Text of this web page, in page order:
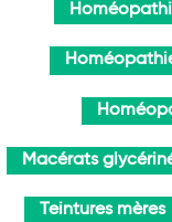
Macérats
Teintures mères